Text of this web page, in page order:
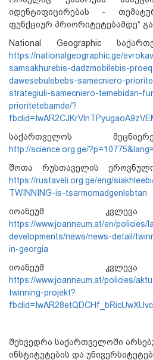
იდენტიფიცირებას -
ფუნქციურ პრიორიტეტებამდე“
National Geographic
https://nationalgeographic.ge/
samsakhurebis-dadzmobilebis-
dawesebulebebs-samecniero-
strategiuli-samecniero-temebidan-
prioritetebamde/?
საქართველოს
http://science.org.ge/
შოთა რუსთაველის
https://rustaveli.org.ge/eng/
TWINNING-is-tsarmomadgenlebtan
იოანეუმ კვლევა
https://www.joanneum.at/en/policies/
developments/news/news-detail/
in-georgia
იოანეუმ კვლევა
https://www.joanneum.at/policies/
twinning-projekt?
შეხვედრა საქართველოში
ინსტიტუტების და